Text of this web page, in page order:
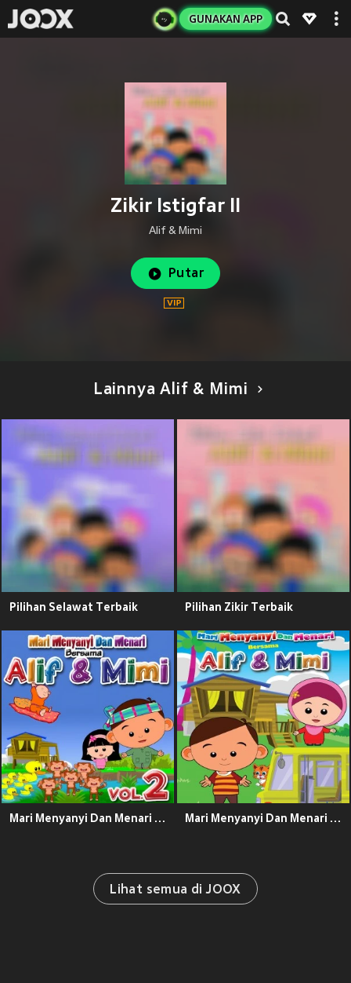
GUNAKAN APP
Zikir Istigfar II
Alif & Mimi
Putar
Lainnya Alif & Mimi
Pilihan Selawat Terbaik Pilihan Zikir Terbaik
Mari Menyanyi Dan Menari Bersama, Vol. 2 Mari Menyanyi Dan Menari Bersama Alif & Mimi
Lihat semua di JOOX